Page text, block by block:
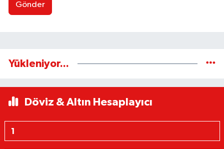
Gönder
Yükleniyor...
Döviz & Altın Hesaplayıcı